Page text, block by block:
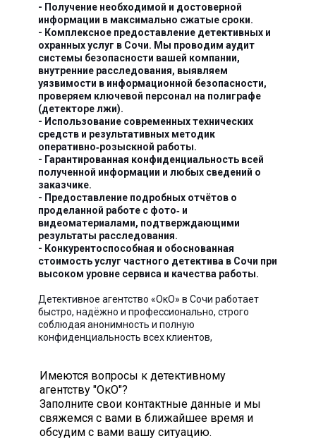
- Получение необходимой и достоверной
информации в максимально сжатые сроки.
- Комплексное предоставление детективных и
охранных услуг в Сочи. Мы проводим аудит
системы безопасности вашей компании,
внутренние расследования, выявляем
уязвимости в информационной безопасности,
проверяем ключевой персонал на полиграфе
(детекторе лжи).
- Использование современных технических
средств и результативных методик
оперативно‑розыскной работы.
- Гарантированная конфиденциальность всей
полученной информации и любых сведений о
заказчике.
- Предоставление подробных отчётов о
проделанной работе с фото‑ и
видеоматериалами, подтверждающими
результаты расследования.
- Конкурентоспособная и обоснованная
стоимость услуг частного детектива в Сочи при
высоком уровне сервиса и качества работы.
Детективное агентство «ОкО» в Сочи работает
быстро, надёжно и профессионально, строго
соблюдая анонимность и полную
конфиденциальность всех клиентов,
Имеются вопросы к детективному
агентству "ОкО"?
Заполните свои контактные данные и мы
свяжемся с вами в ближайшее время и
обсудим с вами вашу ситуацию.